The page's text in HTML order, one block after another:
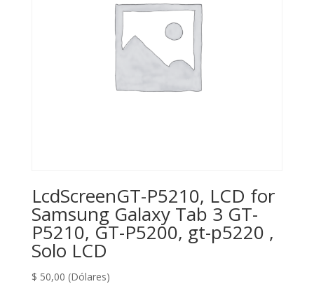
LcdScreenGT-P5210, LCD for
Samsung Galaxy Tab 3 GT-
P5210, GT-P5200, gt-p5220 ,
Solo LCD
$ 50,00 (Dólares)